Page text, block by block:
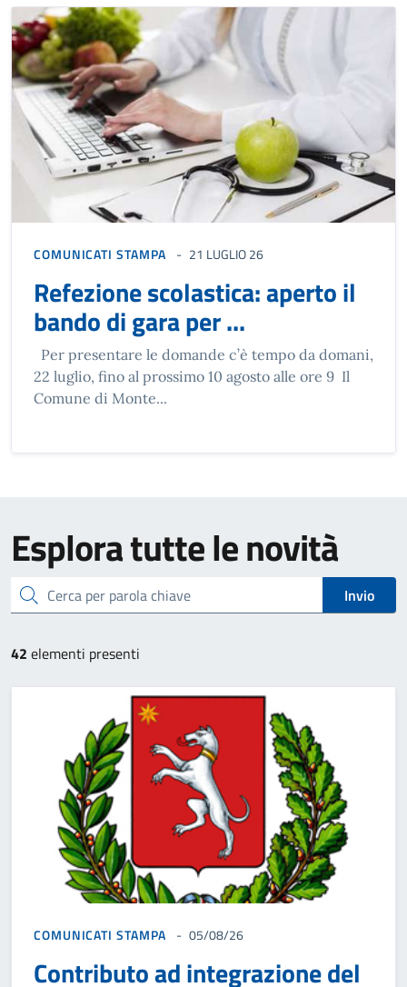
COMUNICATI STAMPA 21 LUGLIO 26
Refezione scolastica: aperto il
bando di gara per ...
Per presentare le domande c’è tempo da domani,
22 luglio, fino al prossimo 10 agosto alle ore 9 Il
Comune di Monte...
Esplora tutte le novità
cerca Invio
42 elementi presenti
COMUNICATI STAMPA 05/08/26
Contributo ad integrazione del